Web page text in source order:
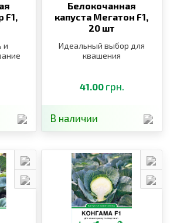
F1,
и
Белокочанная
капуста Мегатон F1,
20 шт
Идеальный выбор для
квашения
41.00 грн.
В наличии